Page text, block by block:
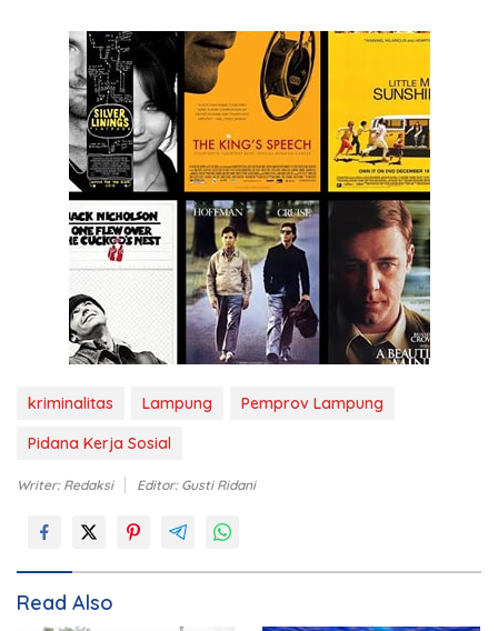
kriminalitas Lampung
Pemprov Lampung
Pidana Kerja Sosial
Writer: Redaksi Editor: Gusti Ridani
Read Also